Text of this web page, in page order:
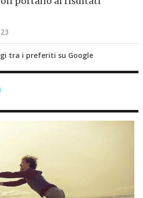
tra i preferiti su Google